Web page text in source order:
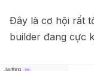
Đây là cơ hội rất
builder đang cực